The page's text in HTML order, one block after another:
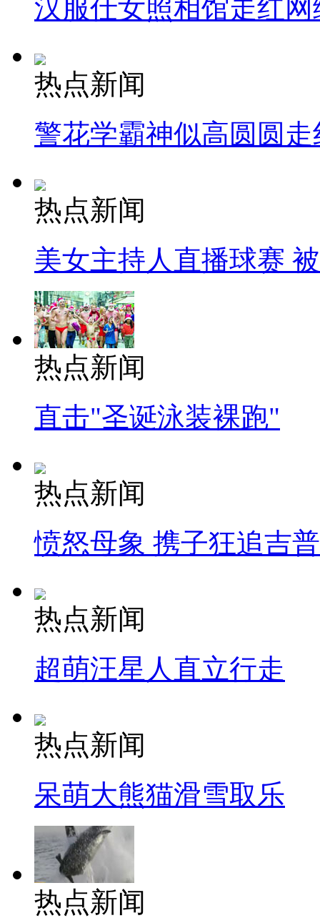
汉服仕女照相馆走红网
热点新闻
警花学霸神似高圆圆走
热点新闻
美女主持人直播球赛
热点新闻
直击"圣诞泳装裸跑"
热点新闻
愤怒母象 携子狂追吉
热点新闻
超萌汪星人直立行走
热点新闻
呆萌大熊猫滑雪取乐
热点新闻